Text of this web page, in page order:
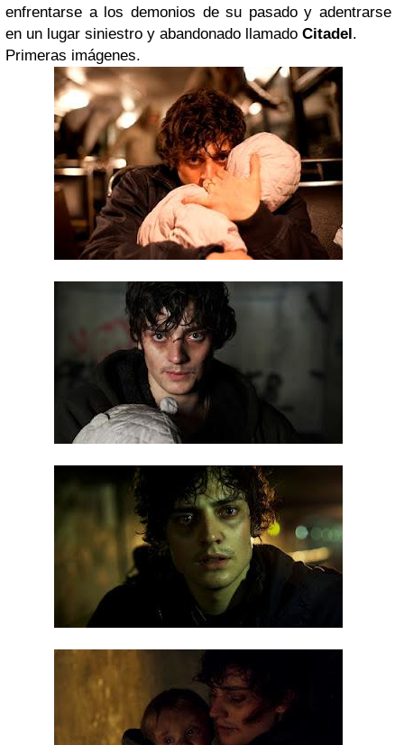
enfrentarse a los demonios de su pasado y adentrarse
en un lugar siniestro y abandonado llamado Citadel.
Primeras imágenes.